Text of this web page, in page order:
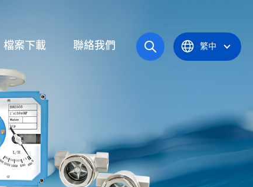
檔案下載
操作手冊
產品型錄
認證證書
聯絡我們 繁中